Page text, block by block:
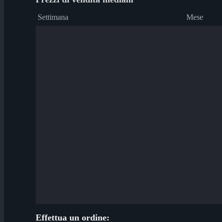
Settimana Mese
Effettua un ordine: